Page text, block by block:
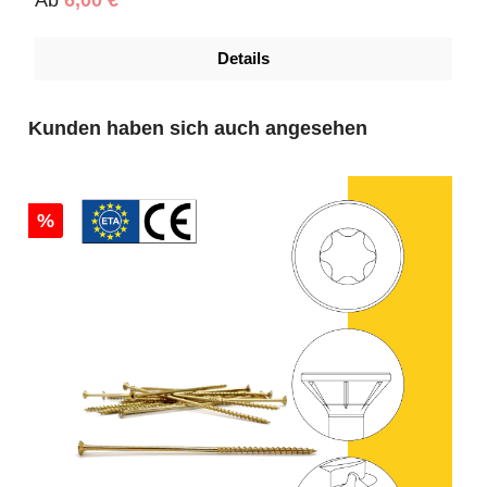
Details
Produktgalerie überspringen
Kunden haben sich auch angesehen
%